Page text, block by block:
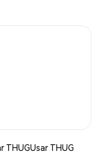
THUGUsar THUG